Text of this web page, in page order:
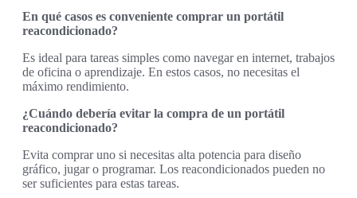
En qué casos es conveniente comprar un portátil
reacondicionado?
Es ideal para tareas simples como navegar en internet, trabajos
de oficina o aprendizaje. En estos casos, no necesitas el
máximo rendimiento.
¿Cuándo debería evitar la compra de un portátil
reacondicionado?
Evita comprar uno si necesitas alta potencia para diseño
gráfico, jugar o programar. Los reacondicionados pueden no
ser suficientes para estas tareas.